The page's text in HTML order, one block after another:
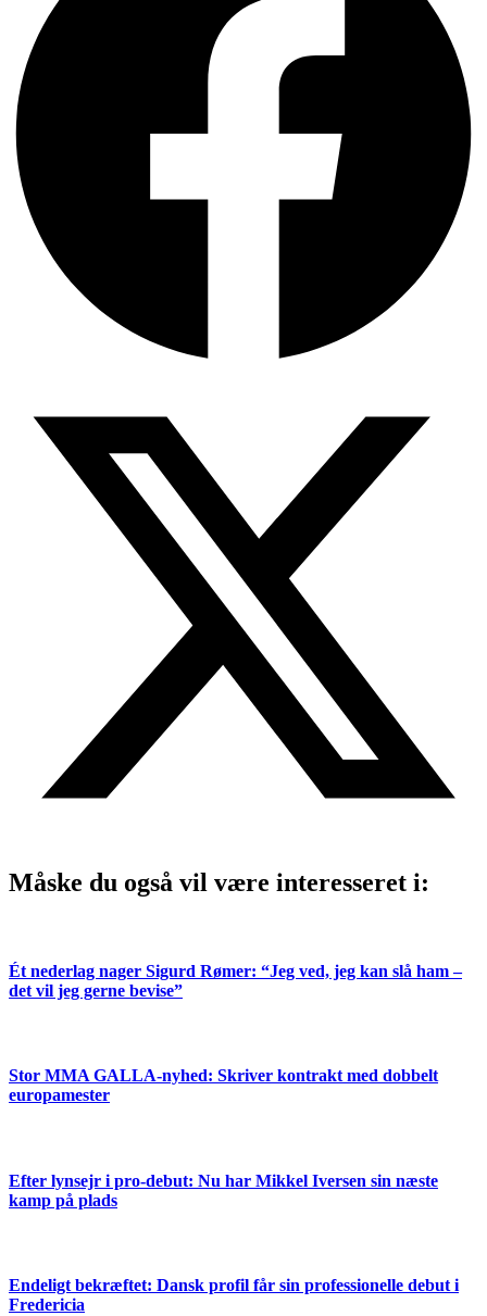
Måske du også vil være interesseret i:
Ét nederlag nager Sigurd Rømer: “Jeg ved, jeg kan slå ham –
det vil jeg gerne bevise”
Stor MMA GALLA-nyhed: Skriver kontrakt med dobbelt
europamester
Efter lynsejr i pro-debut: Nu har Mikkel Iversen sin næste
kamp på plads
Endeligt bekræftet: Dansk profil får sin professionelle debut i
Fredericia